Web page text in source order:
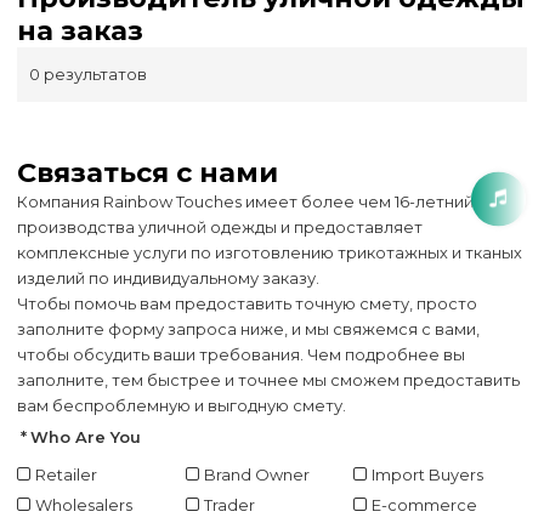
на заказ
0 результатов
Связаться с нами
Компания Rainbow Touches имеет более чем 16-летний опыт
производства уличной одежды и предоставляет
комплексные услуги по изготовлению трикотажных и тканых
изделий по индивидуальному заказу.
Чтобы помочь вам предоставить точную смету, просто
заполните форму запроса ниже, и мы свяжемся с вами,
чтобы обсудить ваши требования. Чем подробнее вы
заполните, тем быстрее и точнее мы сможем предоставить
вам беспроблемную и выгодную смету.
Who Are You
Retailer Brand Owner
Import Buyers
Wholesalers
Trader
E-commerce